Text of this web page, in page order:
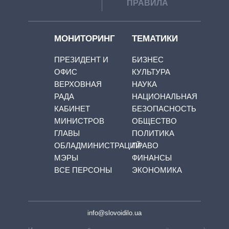
ПРАВИЛА
МОНИТОРИНГ
ПРЕЗИДЕНТ И
ОФИС
ВЕРХОВНАЯ
РАДА
КАБИНЕТ
МИНИСТРОВ
ГЛАВЫ
ОБЛАДМИНИСТРАЦИЙ
МЭРЫ
ВСЕ ПЕРСОНЫ
ТЕМАТИКИ
БИЗНЕС
КУЛЬТУРА
НАУКА
НАЦИОНАЛЬНАЯ
БЕЗОПАСНОСТЬ
ОБЩЕСТВО
ПОЛИТИКА
ПРАВО
ФИНАНСЫ
ЭКОНОМИКА
info@slovoidilo.ua